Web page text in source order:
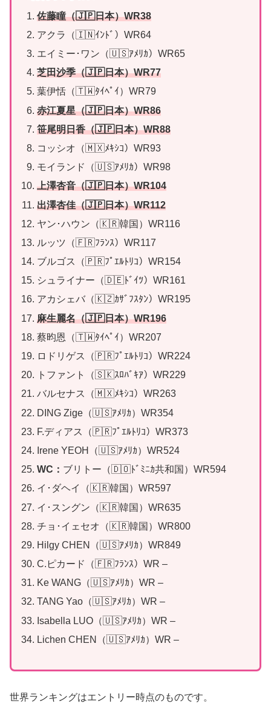
佐藤瞳（🇯🇵日本）WR38
アクラ（🇮🇳ｲﾝﾄﾞ）WR64
エイミー･ワン（🇺🇸ｱﾒﾘｶ）WR65
芝田沙季（🇯🇵日本）WR77
葉伊恬（🇹🇼ﾀｲﾍﾟｲ）WR79
赤江夏星（🇯🇵日本）WR86
笹尾明日香（🇯🇵日本）WR88
コッシオ（🇲🇽ﾒｷｼｺ）WR93
モイランド（🇺🇸ｱﾒﾘｶ）WR98
上澤杏音（🇯🇵日本）WR104
出澤杏佳（🇯🇵日本）WR112
ヤン･ハウン（🇰🇷韓国）WR116
ルッツ（🇫🇷ﾌﾗﾝｽ）WR117
ブルゴス（🇵🇷ﾌﾟｴﾙﾄﾘｺ）WR154
シュライナー（🇩🇪ﾄﾞｲﾂ）WR161
アカシェバ（🇰🇿ｶｻﾞﾌｽﾀﾝ）WR195
麻生麗名（🇯🇵日本）WR196
蔡昀恩（🇹🇼ﾀｲﾍﾟｲ）WR207
ロドリゲス（🇵🇷ﾌﾟｴﾙﾄﾘｺ）WR224
トファント（🇸🇰ｽﾛﾊﾞｷｱ）WR229
バルセナス（🇲🇽ﾒｷｼｺ）WR263
DING Zige（🇺🇸ｱﾒﾘｶ）WR354
F.ディアス（🇵🇷ﾌﾟｴﾙﾄﾘｺ）WR373
Irene YEOH（🇺🇸ｱﾒﾘｶ）WR524
WC： ブリトー（🇩🇴ﾄﾞﾐﾆｶ共和国）WR594
イ･ダヘイ（🇰🇷韓国）WR597
イ･スングン（🇰🇷韓国）WR635
チョ･イェセオ（🇰🇷韓国）WR800
Hilgy CHEN（🇺🇸ｱﾒﾘｶ）WR849
C.ピカード（🇫🇷ﾌﾗﾝｽ）WR –
Ke WANG（🇺🇸ｱﾒﾘｶ）WR –
TANG Yao（🇺🇸ｱﾒﾘｶ）WR –
Isabella LUO（🇺🇸ｱﾒﾘｶ）WR –
Lichen CHEN（🇺🇸ｱﾒﾘｶ）WR –
世界ランキングはエントリー時点のものです。